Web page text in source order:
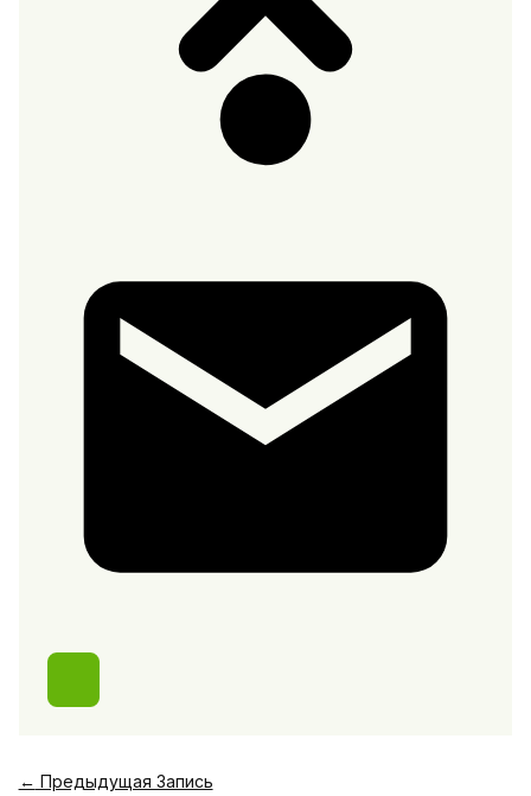
← Предыдущая Запись